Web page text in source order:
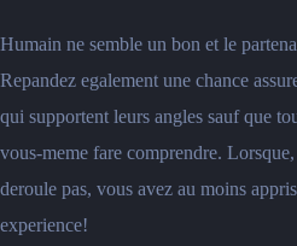
Humain ne semble un bon et le
Repandez egalement une chance
qui supportent leurs angles sauf que
vous-meme fare comprendre.
deroule pas, vous avez au moins
experience!